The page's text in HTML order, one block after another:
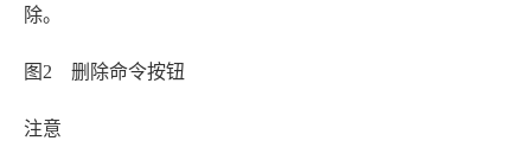
除。
图2 删除命令按钮
注意